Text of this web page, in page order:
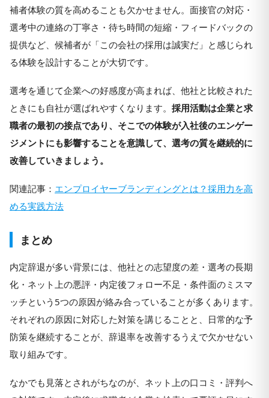
補者体験の質を高めることも欠かせません。面接官の対応・
選考中の連絡の丁寧さ・待ち時間の短縮・フィードバックの
提供など、候補者が「この会社の採用は誠実だ」と感じられ
る体験を設計することが大切です。
選考を通じて企業への好感度が高まれば、他社と比較された
ときにも自社が選ばれやすくなります。 採用活動は企業と求
職者の最初の接点であり、そこでの体験が入社後のエンゲー
ジメントにも影響することを意識して、選考の質を継続的に
改善していきましょう。
関連記事： エンプロイヤーブランディングとは？採用力を高
める実践方法
まとめ
内定辞退が多い背景には、他社との志望度の差・選考の長期
化・ネット上の悪評・内定後フォロー不足・条件面のミスマ
ッチという5つの原因が絡み合っていることが多くあります。
それぞれの原因に対応した対策を講じることと、日常的な予
防策を継続することが、辞退率を改善するうえで欠かせない
取り組みです。
なかでも見落とされがちなのが、ネット上の口コミ・評判へ